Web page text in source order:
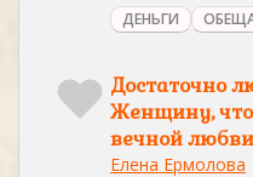
ДЕНЬГИ
Достаточно
Женщину,
вечной
Елена Ермолова